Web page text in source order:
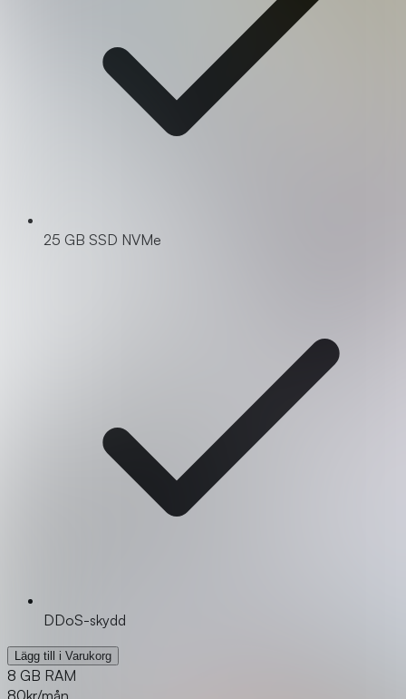
25 GB SSD NVMe
DDoS-skydd
Lägg till i Varukorg
8 GB RAM
80kr/mån